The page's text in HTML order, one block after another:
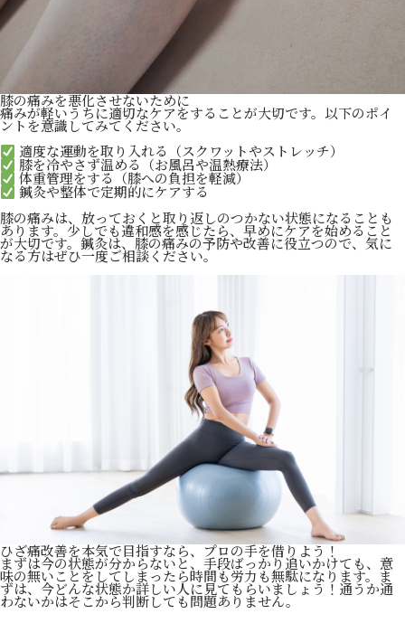
膝の痛みを悪化させないために
痛みが軽いうちに適切なケアをすることが大切です。以下のポイ
ントを意識してみてください。
適度な運動を取り入れる（スクワットやストレッチ）
膝を冷やさず温める（お風呂や温熱療法）
体重管理をする（膝への負担を軽減）
鍼灸や整体で定期的にケアする
膝の痛みは、放っておくと取り返しのつかない状態になることも
あります。少しでも違和感を感じたら、早めにケアを始めること
が大切です。鍼灸は、膝の痛みの予防や改善に役立つので、気に
なる方はぜひ一度ご相談ください。
ひざ痛改善を本気で目指すなら、プロの手を借りよう！
まずは今の状態が分からないと、手段ばっかり追いかけても、意
味の無いことをしてしまったら時間も労力も無駄になります。ま
ずは、今どんな状態か詳しい人に見てもらいましょう！通うか通
わないかはそこから判断しても問題ありません。